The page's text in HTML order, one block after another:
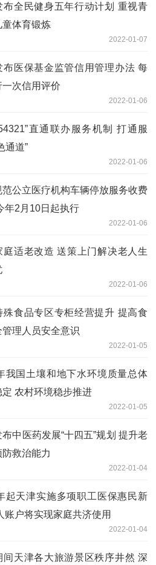
布全民健身五年行动计划 重视青
童体育锻炼
2022-01-07
布医保基金监管信用管理办法 每
一次信用评价
2022-01-06
直通联办服务机制 打通服
通道”
2022-01-06
范公立医疗机构车辆停放服务收费
年2月10日起执行
2022-01-06
庭适老改造 送策上门解决老人生
2022-01-06
殊食品专区专柜经营提升 提高食
管理人员安全意识
2022-01-05
我国土壤和地下水环境质量总体
定 农村环境稳步推进
2022-01-05
中医药发展“十四五”规划 提升老
救治能力
2022-01-04
起天津实施多项职工医保惠民新
账户将实现家庭共济使用
2022-01-04
间天津各大旅游景区秩序井然 深